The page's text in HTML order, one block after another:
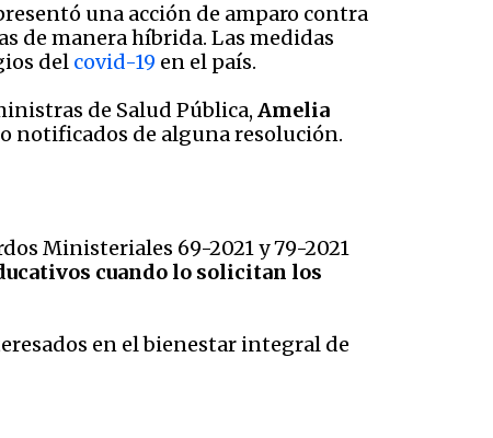
una acción de amparo contra
de manera híbrida. Las medidas
del covid-19 en el país.
de Salud Pública, Amelia
notificados de alguna resolución.
Ministeriales 69-2021 y 79-2021
cuando lo solicitan los
en el bienestar integral de